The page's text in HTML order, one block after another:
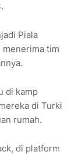
Piala
menerima tim
di kamp
di Turki
rumah.
di platform